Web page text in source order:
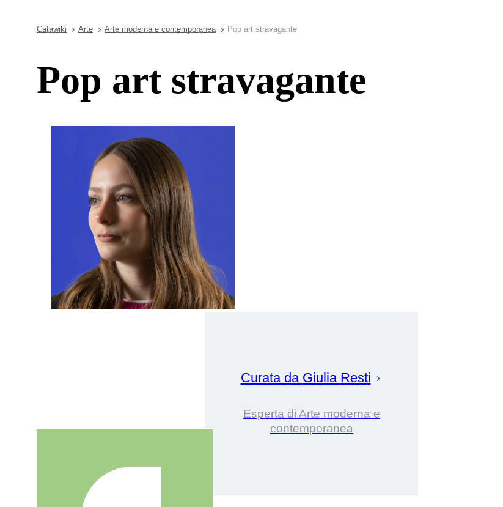
Catawiki Arte Arte moderna e contemporanea Pop art stravagante
Pop art stravagante
Curata da Giulia Resti
Esperta di Arte moderna e
contemporanea